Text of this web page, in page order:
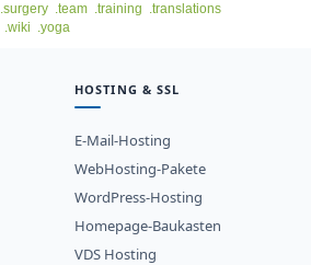
.surgery .team .training .translations
.wiki .yoga
HOSTING & SSL
E-Mail-Hosting
WebHosting-Pakete
WordPress-Hosting
Homepage-Baukasten
VDS Hosting